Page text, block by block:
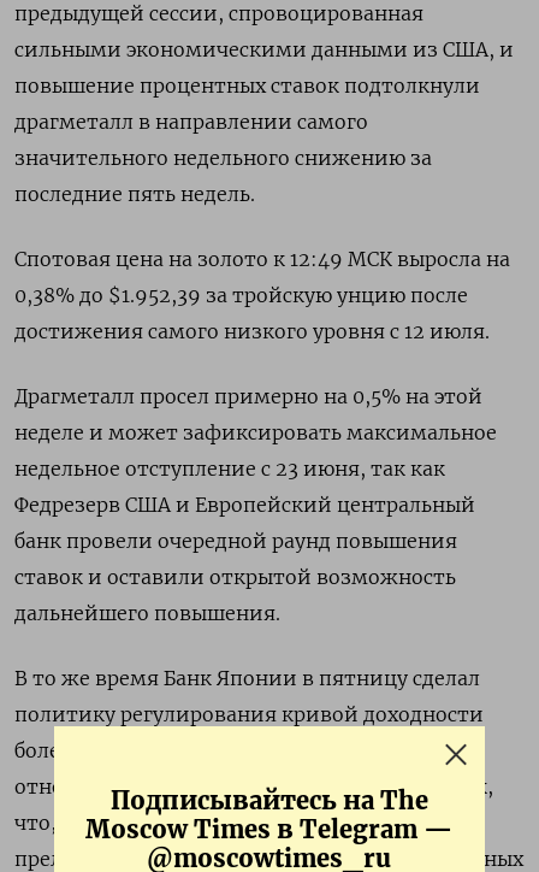
Подписывайтесь на The
Moscow Times в Telegram —
@moscowtimes_ru
предыдущей сессии, спровоцированная
сильными экономическими данными из США, и
повышение процентных ставок подтолкнули
драгметалл в направлении самого
значительного недельного снижению за
последние пять недель.
Спотовая цена на золото к 12:49 МСК выросла на
0,38% до $1.952,39​ за тройскую унцию после
достижения самого низкого уровня с 12 июля.
Драгметалл просел примерно на 0,5% на этой
неделе и может зафиксировать максимальное
недельное отступление с 23 июня, так как
Федрезерв США и Европейский центральный
банк провели очередной раунд повышения
ставок и оставили открытой возможность
дальнейшего повышения.
В то же время Банк Японии в пятницу сделал
политику регулирования кривой доходности
более гибкой и смягчил ограничения в
отношении долгосрочных процентных ставок,
что, по мнению инвесторов, является
прелюдией к возможному отказу от масштабных